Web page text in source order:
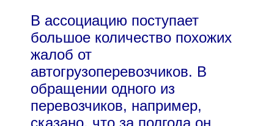
В ассоциацию поступает
большое количество похожих
жалоб от
автогрузоперевозчиков. В
обращении одного из
перевозчиков, например,
сказано, что за полгода он